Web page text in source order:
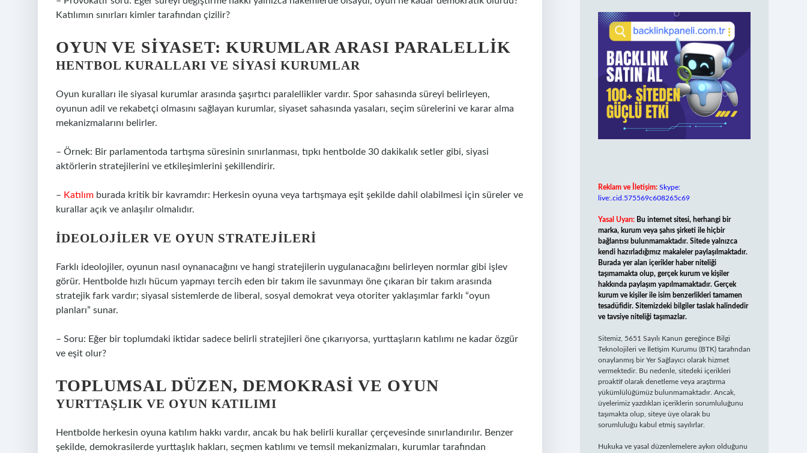
Katılımın sınırları kimler tarafından çizilir?
OYUN VE SIYASET: KURUMLAR ARASI PARALELLIK
HENTBOL KURALLARI VE SIYASI KURUMLAR
Oyun kuralları ile siyasal kurumlar arasında şaşırtıcı paralellikler vardır. Spor sahasında süreyi belirleyen,
oyunun adil ve rekabetçi olmasını sağlayan kurumlar, siyaset sahasında yasaları, seçim sürelerini ve karar alma
mekanizmalarını belirler.
– Örnek: Bir parlamentoda tartışma süresinin sınırlanması, tıpkı hentbolde 30 dakikalık setler gibi, siyasi
aktörlerin stratejilerini ve etkileşimlerini şekillendirir.
– Katılım burada kritik bir kavramdır: Herkesin oyuna veya tartışmaya eşit şekilde dahil olabilmesi için süreler ve
kurallar açık ve anlaşılır olmalıdır.
İDEOLOJILER VE OYUN STRATEJILERI
Farklı ideolojiler, oyunun nasıl oynanacağını ve hangi stratejilerin uygulanacağını belirleyen normlar gibi işlev
görür. Hentbolde hızlı hücum yapmayı tercih eden bir takım ile savunmayı öne çıkaran bir takım arasında
stratejik fark vardır; siyasal sistemlerde de liberal, sosyal demokrat veya otoriter yaklaşımlar farklı “oyun
planları” sunar.
– Soru: Eğer bir toplumdaki iktidar sadece belirli stratejileri öne çıkarıyorsa, yurttaşların katılımı ne kadar özgür
ve eşit olur?
TOPLUMSAL DÜZEN, DEMOKRASI VE OYUN
YURTTAŞLIK VE OYUN KATILIMI
Hentbolde herkesin oyuna katılım hakkı vardır, ancak bu hak belirli kurallar çerçevesinde sınırlandırılır. Benzer
şekilde, demokrasilerde yurttaşlık hakları, seçmen katılımı ve temsil mekanizmaları, kurumlar tarafından
Reklam ve İletişim: Skype:
live:.cid.575569c608265c69
Yasal Uyarı: Bu internet sitesi, herhangi bir
marka, kurum veya şahıs şirketi ile hiçbir
bağlantısı bulunmamaktadır. Sitede yalnızca
kendi hazırladığımız makaleler paylaşılmaktadır.
Burada yer alan içerikler haber niteliği
taşımamakta olup, gerçek kurum ve kişiler
hakkında paylaşım yapılmamaktadır. Gerçek
kurum ve kişiler ile isim benzerlikleri tamamen
tesadüfidir. Sitemizdeki bilgiler taslak halindedir
ve tavsiye niteliği taşımazlar.
Sitemiz, 5651 Sayılı Kanun gereğince Bilgi
Teknolojileri ve İletişim Kurumu (BTK) tarafından
onaylanmış bir Yer Sağlayıcı olarak hizmet
vermektedir. Bu nedenle, sitedeki içerikleri
proaktif olarak denetleme veya araştırma
yükümlülüğümüz bulunmamaktadır. Ancak,
üyelerimiz yazdıkları içeriklerin sorumluluğunu
taşımakta olup, siteye üye olarak bu
sorumluluğu kabul etmiş sayılırlar.
Hukuka ve yasal düzenlemelere aykırı olduğunu